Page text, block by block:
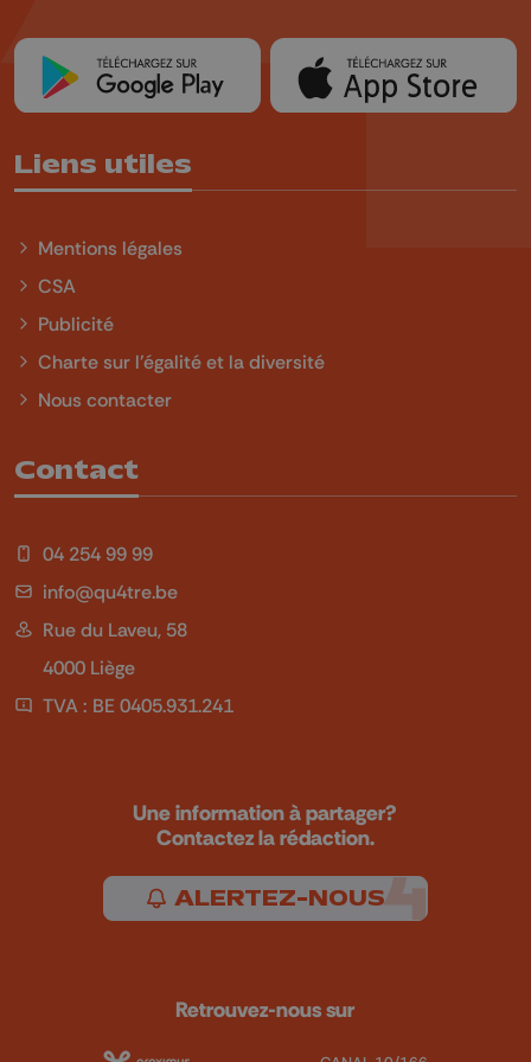
Liens utiles
Mentions légales
CSA
Publicité
Charte sur l'égalité et la diversité
Nous contacter
Contact
04 254 99 99
info@qu4tre.be
Rue du Laveu, 58
4000 Liège
TVA : BE 0405.931.241
Une information à partager?
Contactez la rédaction.
ALERTEZ-NOUS
Retrouvez-nous sur